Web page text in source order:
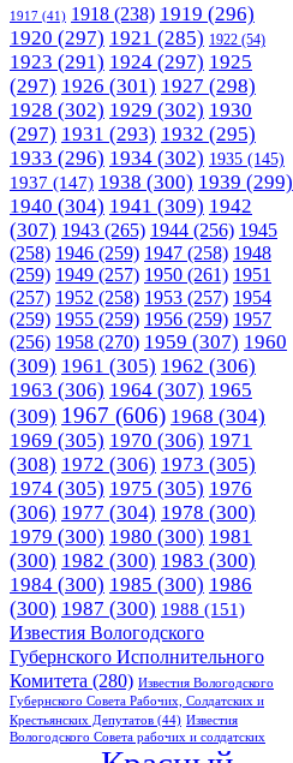
1917 (41) 1918 (238) 1919 (296)
1920 (297) 1921 (285) 1922 (54)
1923 (291) 1924 (297) 1925
(297) 1926 (301) 1927 (298)
1928 (302) 1929 (302) 1930
(297) 1931 (293) 1932 (295)
1933 (296) 1934 (302) 1935 (145)
1937 (147) 1938 (300) 1939 (299)
1940 (304) 1941 (309) 1942
(307) 1943 (265) 1944 (256) 1945
(258) 1946 (259) 1947 (258) 1948
(259) 1949 (257) 1950 (261) 1951
(257) 1952 (258) 1953 (257) 1954
(259) 1955 (259) 1956 (259) 1957
(256) 1958 (270) 1959 (307) 1960
(309) 1961 (305) 1962 (306)
1963 (306) 1964 (307) 1965
(309) 1967 (606) 1968 (304)
1969 (305) 1970 (306) 1971
(308) 1972 (306) 1973 (305)
1974 (305) 1975 (305) 1976
(306) 1977 (304) 1978 (300)
1979 (300) 1980 (300) 1981
(300) 1982 (300) 1983 (300)
1984 (300) 1985 (300) 1986
(300) 1987 (300) 1988 (151)
Известия Вологодского
Губернского Исполнительного
Комитета (280) Известия Вологодского
Губернского Совета Рабочих, Солдатских и
Крестьянских Депутатов (44) Известия
Вологодского Совета рабочих и солдатских